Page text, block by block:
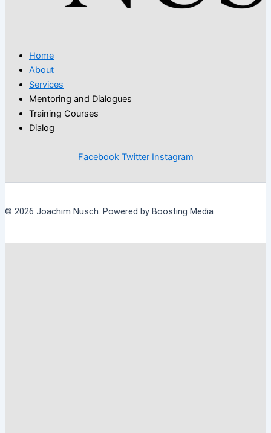
Home
About
Services
Mentoring and Dialogues
Training Courses
Dialog
Facebook Twitter Instagram
© 2026 Joachim Nusch. Powered by Boosting Media